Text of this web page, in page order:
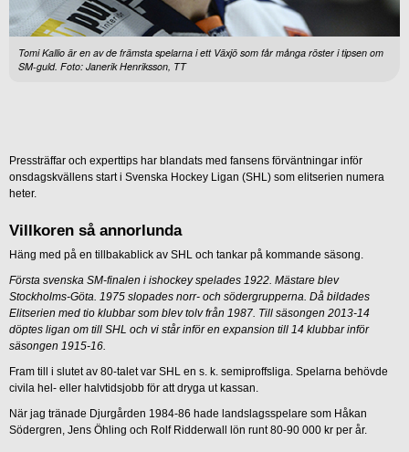
Tomi Kallio är en av de främsta spelarna i ett Växjö som får många röster i tipsen om
SM-guld. Foto: Janerik Henriksson, TT
Pressträffar och experttips har blandats med fansens förväntningar inför
onsdagskvällens start i Svenska Hockey Ligan (SHL) som elitserien numera
heter.
Villkoren så annorlunda
Häng med på en tillbakablick av SHL och tankar på kommande säsong.
Första svenska SM-finalen i ishockey spelades 1922. Mästare blev
Stockholms-Göta. 1975 slopades norr- och södergrupperna. Då bildades
Elitserien med tio klubbar som blev tolv från 1987. Till säsongen 2013-14
döptes ligan om till SHL och vi står inför en expansion till 14 klubbar inför
säsongen 1915-16.
Fram till i slutet av 80-talet var SHL en s. k. semiproffsliga. Spelarna behövde
civila hel- eller halvtidsjobb för att dryga ut kassan.
När jag tränade Djurgården 1984-86 hade landslagsspelare som Håkan
Södergren, Jens Öhling och Rolf Ridderwall lön runt 80-90 000 kr per år.